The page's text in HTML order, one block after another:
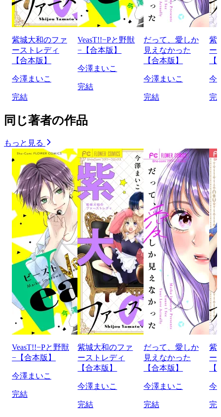
紫城大和のファ
ーストレディ
【合本版】
今澤まいこ
完結
VeasT!!−Pと野獣
−【合本版】
今澤まいこ
完結
だって、愛しか
見えなかった
【合本版】
今澤まいこ
完結
紫
ー
今
完
同じ著者の作品
もっと見る
VeasT!!−Pと野獣
−【合本版】
今澤まいこ
完結
紫城大和のファ
ーストレディ
【合本版】
今澤まいこ
完結
だって、愛しか
見えなかった
【合本版】
今澤まいこ
完結
紫
ー
今
完